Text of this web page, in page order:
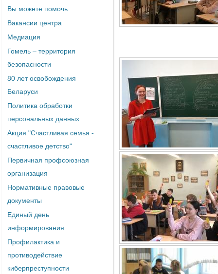
Вы можете помочь
Вакансии центра
Медиация
Гомель – территория
безопасности
80 лет освобождения
Беларуси
Политика обработки
персональных данных
Акция "Счастливая семья -
счастливое детство"
Первичная профсоюзная
организация
Нормативные правовые
документы
Единый день
информирования
Профилактика и
противодействие
киберпреступности